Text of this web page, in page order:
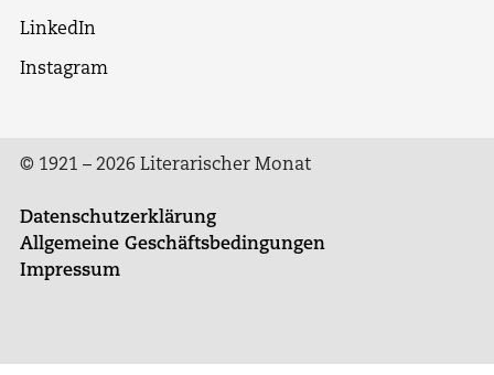
LinkedIn
Instagram
© 1921 – 2026 Literarischer Monat
Datenschutzerklärung
Allgemeine Geschäftsbedingungen
Impressum